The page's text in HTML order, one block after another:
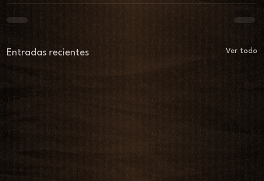
Entradas recientes Ver todo